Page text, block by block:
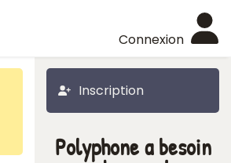
Connexion
Inscription
Polyphone a besoin